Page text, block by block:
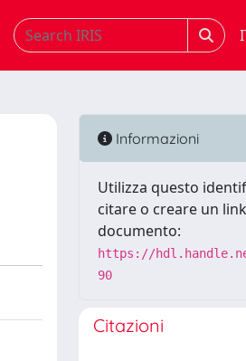
Informazioni
Utilizza questo
citare o creare un
documento:
https://
90
Citazioni